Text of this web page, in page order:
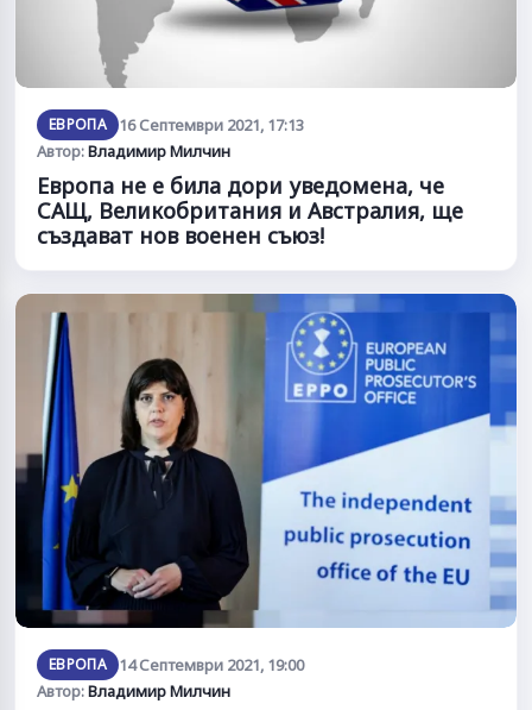
ЕВРОПА
16 Септември 2021, 17:13
Автор:Владимир Милчин
Европа не е била дори уведомена, че
САЩ, Великобритания и Австралия, ще
създават нов военен съюз!
ЕВРОПА
14 Септември 2021, 19:00
Автор:Владимир Милчин